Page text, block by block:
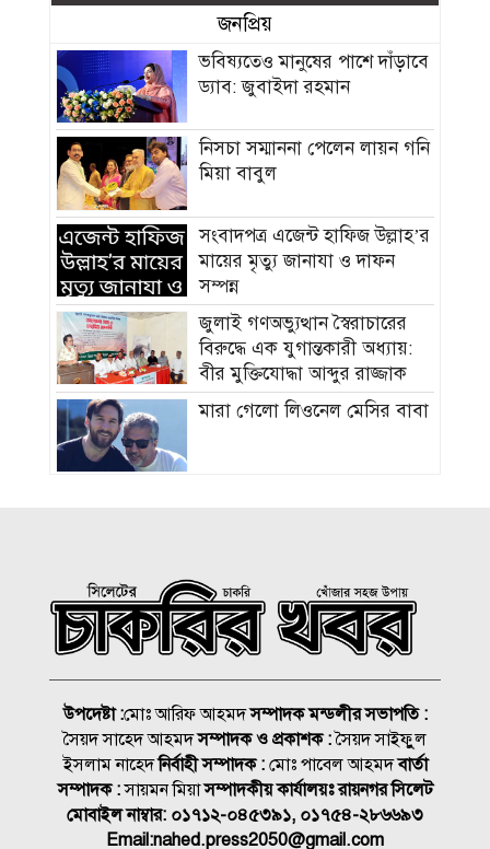
জনপ্রিয়
ভবিষ্যতেও মানুষের পাশে দাঁড়াবে
ড্যাব: জুবাইদা রহমান
নিসচা সম্মাননা পেলেন লায়ন গনি
মিয়া বাবুল
সংবাদপত্র এজেন্ট হাফিজ উল্লাহ’র
মায়ের মৃত্যু জানাযা ও দাফন
সম্পন্ন
জুলাই গণঅভ্যুত্থান স্বৈরাচারের
বিরুদ্ধে এক যুগান্তকারী অধ্যায়:
বীর মুক্তিযোদ্ধা আব্দুর রাজ্জাক
মারা গেলো লিওনেল মেসির বাবা
হাম ও উপসর্গে আরও ৪ শিশুর
মৃত্যু, নতুন রোগী ৭৭৬
করলেন প্রধানমন্ত্রী
তুরস্কের ক্লাবে যোগ দিয়েই জমি
উপহার পেলেন সালাহ
উপদেষ্টা :মোঃ আরিফ আহমদসম্পাদক মন্ডলীর সভাপতি :
সৈয়দ সাহেদ আহমদসম্পাদক ও প্রকাশক :সৈয়দ সাইফুুল
ইসলাম নাহেদনির্বাহী সম্পাদক :মোঃ পাবেল আহমদবার্তা
সম্পাদক :সায়মন মিয়াসম্পাদকীয় কার্যালয়ঃ রায়নগর সিলেট
মোবাইল নাম্বার: ০১৭১২-০৪৫৩৯১, ০১৭৫৪-২৮৬৬৯৩
Email:nahed.press2050@gmail.com